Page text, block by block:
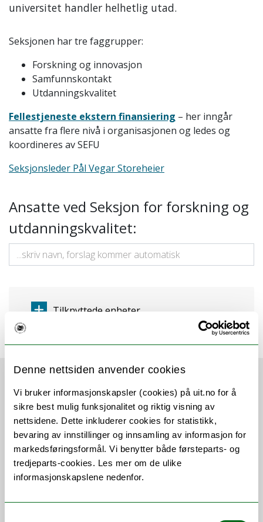
Denne nettsiden anvender cookies
Vi bruker informasjonskapsler (cookies) på uit.no for å
sikre best mulig funksjonalitet og riktig visning av
nettsidene. Dette inkluderer cookies for statistikk,
bevaring av innstillinger og innsamling av informasjon for
markedsføringsformål. Vi benytter både førsteparts- og
tredjeparts-cookies. Les mer om de ulike
informasjonskapslene nedenfor.
universitet handler helhetlig utad.
Seksjonen har tre faggrupper:
Forskning og innovasjon
Samfunnskontakt
Utdanningskvalitet
Fellestjeneste ekstern finansiering – her inngår
ansatte fra flere nivå i organisasjonen og ledes og
koordineres av SEFU
Seksjonsleder Pål Vegar Storeheier
Ansatte ved Seksjon for forskning og
utdanningskvalitet:
Tilknyttede enheter
Siste nytt